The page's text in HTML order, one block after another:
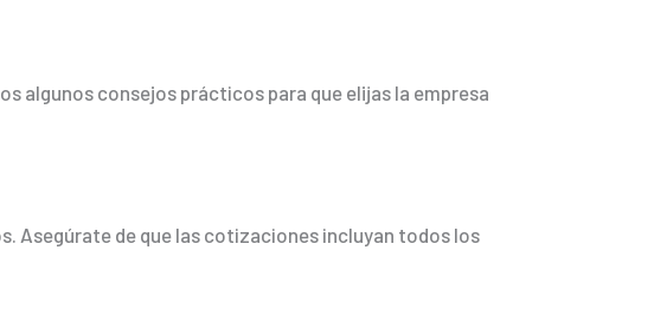
algunos consejos prácticos para que elijas la empresa
Asegúrate de que las cotizaciones incluyan todos los